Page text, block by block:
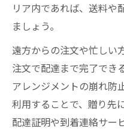
リア内であれば、送料や
ましょう。
遠方からの注文や忙しい
注文で配達まで完了でき
アレンジメントの崩れ防
利用することで、贈り先
配達証明や到着連絡サー